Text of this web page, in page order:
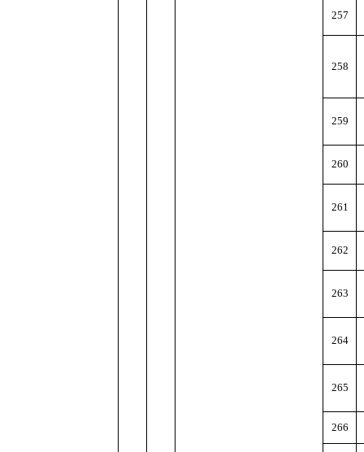
257
258
259
260
261
262
263
264
265
266